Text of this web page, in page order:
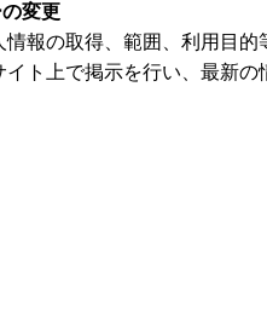
変更
情報の取得、範囲、利用目
イト上で掲示を行い、最新